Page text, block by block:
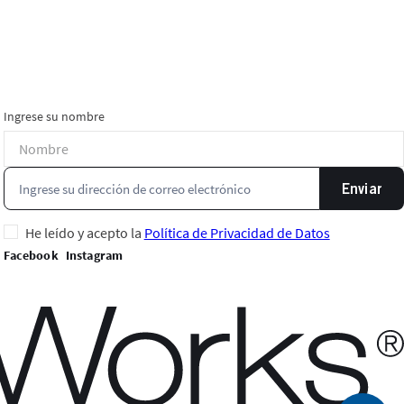
Ingrese su nombre
Enviar
He leído y acepto la Política de Privacidad de Datos